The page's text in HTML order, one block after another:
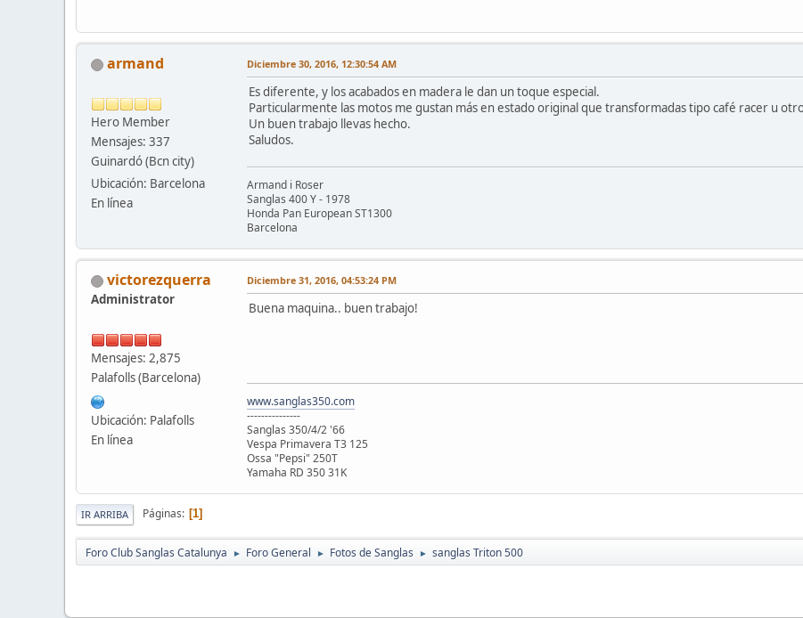
armand
Hero Member
Mensajes: 337
Guinardó (Bcn city)
Ubicación: Barcelona
En línea
Diciembre 30, 2016, 12:30:54 AM
Es diferente, y los acabados en madera le dan un toque especial.
Particularmente las motos me gustan más en estado original que transformadas tipo café racer u
Un buen trabajo llevas hecho.
Saludos.
Armand i Roser
Sanglas 400 Y - 1978
Honda Pan European ST1300
Barcelona
victorezquerra
Administrator
Mensajes: 2,875
Palafolls (Barcelona)
Ubicación: Palafolls
En línea
Diciembre 31, 2016, 04:53:24 PM
Buena maquina.. buen trabajo!
www.sanglas350.com
---------------
Sanglas 350/4/2 '66
Vespa Primavera T3 125
Ossa "Pepsi" 250T
Yamaha RD 350 31K
IR ARRIBA Páginas 1
Foro Club Sanglas Catalunya ► Foro General ► Fotos de Sanglas ► sanglas Triton 500